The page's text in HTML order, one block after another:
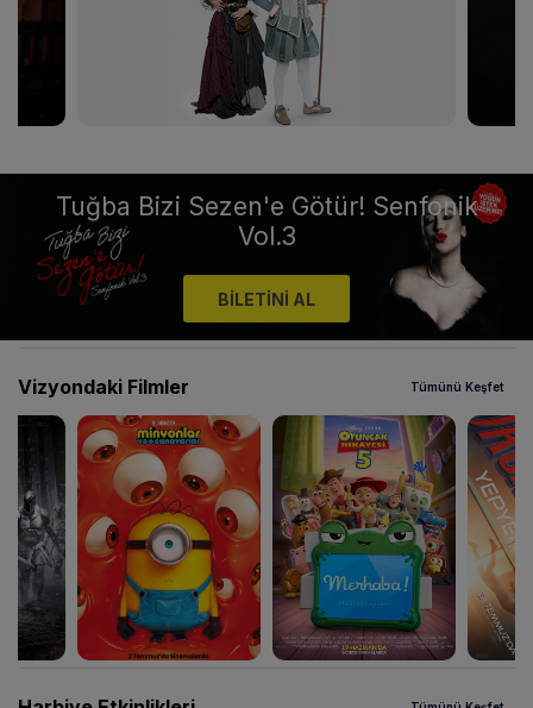
Tuğba Bizi Sezen'e Götür! Senfonik
Vol.3
BİLETİNİ AL
Vizyondaki Filmler Tümünü Keşfet